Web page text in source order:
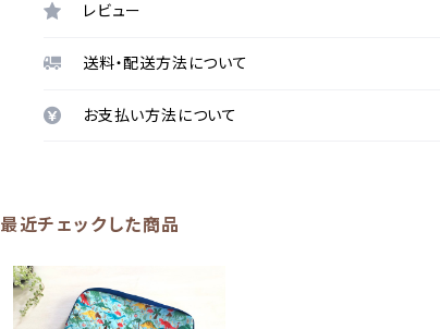
レビュー
送料・配送方法について
お支払い方法について
最近チェックした商品